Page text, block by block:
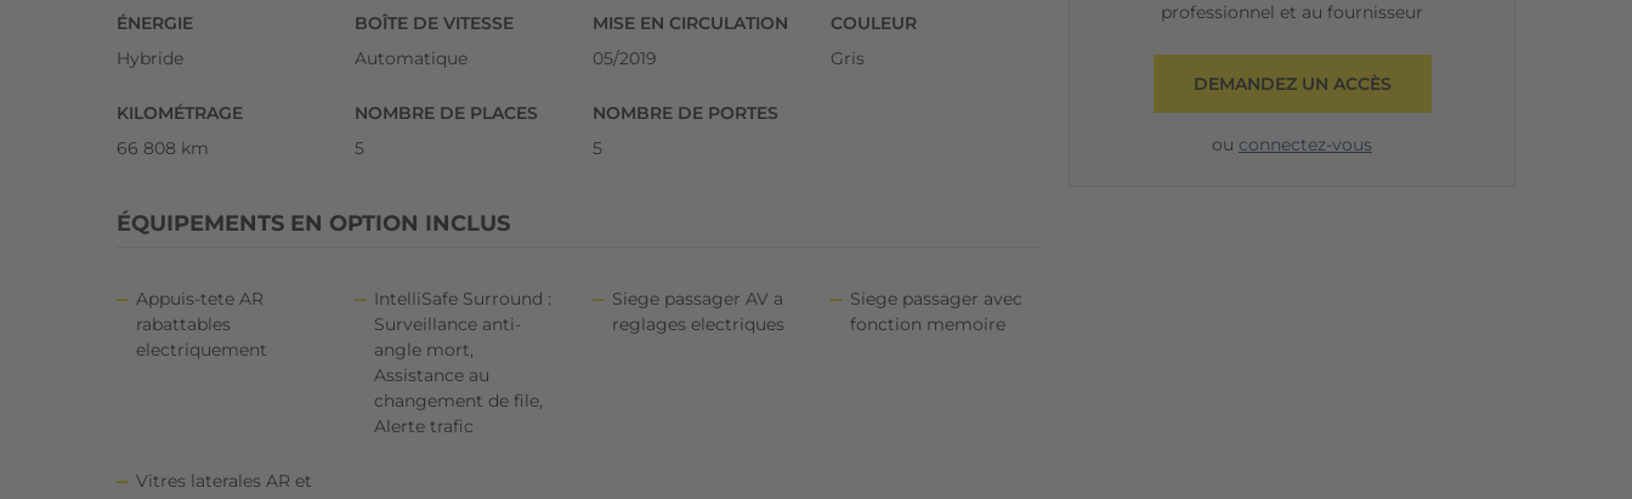
professionnel et au fournisseur
DEMANDEZ UN ACCÈS
ou connectez-vous
ÉNERGIE
Hybride
BOÎTE DE VITESSE
Automatique
MISE EN CIRCULATION
05/2019
COULEUR
Gris
KILOMÉTRAGE
66 808 km
NOMBRE DE PLACES
5
NOMBRE DE PORTES
5
ÉQUIPEMENTS EN OPTION INCLUS
Appuis-tete AR
rabattables
electriquement
IntelliSafe Surround :
Surveillance anti-
angle mort,
Assistance au
changement de file,
Alerte trafic
Siege passager AV a
reglages electriques
Siege passager avec
fonction memoire
Vitres laterales AR et